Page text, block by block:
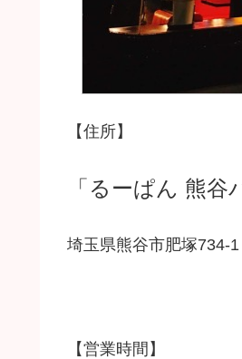
【住所】
「るーぱん 熊谷
埼玉県熊谷市肥塚734-1
【営業時間】